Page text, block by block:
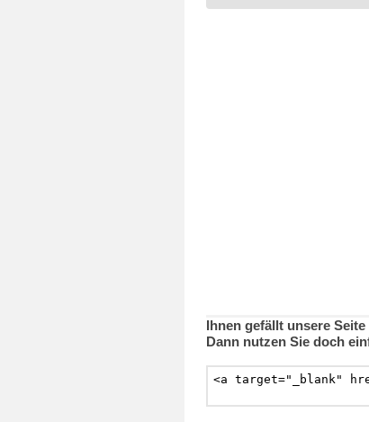
Ihnen gefällt unsere
Dann nutzen Sie doch